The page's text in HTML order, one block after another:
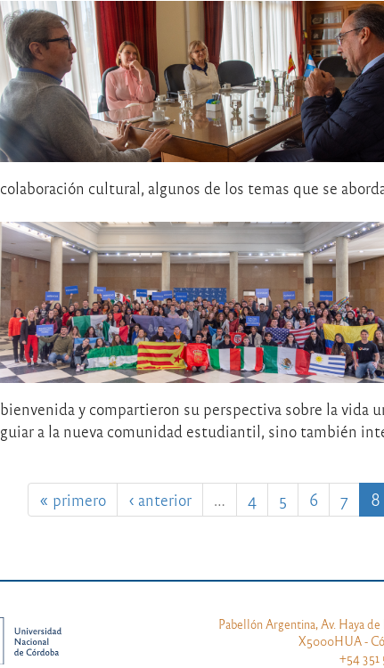
colaboración cultural, algunos de los temas que se
bienvenida y compartieron su perspectiva sobre la vida
guiar a la nueva comunidad estudiantil, sino también
« primero ‹ anterior … 4 5 6 7 8
Pabellón Argentina, Av. Haya
X5000HUA -
+54 351